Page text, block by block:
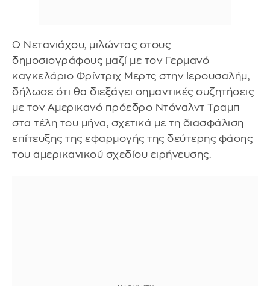
Ο Νετανιάχου, μιλώντας στους
δημοσιογράφους μαζί με τον Γερμανό
καγκελάριο Φρίντριχ Μερτς στην Ιερουσαλήμ,
δήλωσε ότι θα διεξάγει σημαντικές συζητήσεις
με τον Αμερικανό πρόεδρο Ντόναλντ Τραμπ
στα τέλη του μήνα, σχετικά με τη διασφάλιση
επίτευξης της εφαρμογής της δεύτερης φάσης
του αμερικανικού σχεδίου ειρήνευσης.